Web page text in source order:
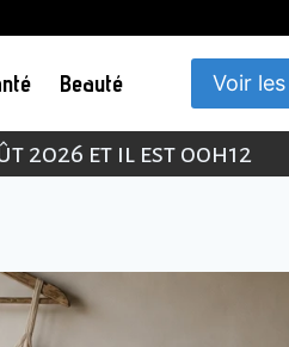
Beauté Voir
2026 et il est 00h12